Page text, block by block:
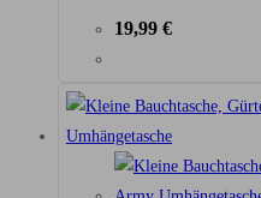
19,99 €